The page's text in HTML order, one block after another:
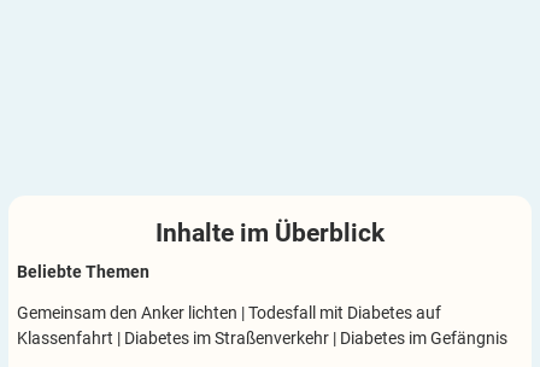
Inhalte im Überblick
Beliebte Themen
Gemeinsam den Anker lichten |Todesfall mit Diabetes auf
Klassenfahrt | Diabetes im Straßenverkehr | Diabetes im Gefängnis